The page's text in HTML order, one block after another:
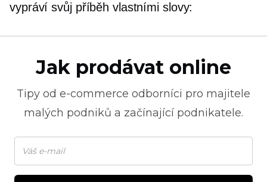
vypráví svůj příběh vlastními slovy:
Jak prodávat online
Tipy od e-commerce odborníci pro majitele
malých podniků a začínající podnikatele.